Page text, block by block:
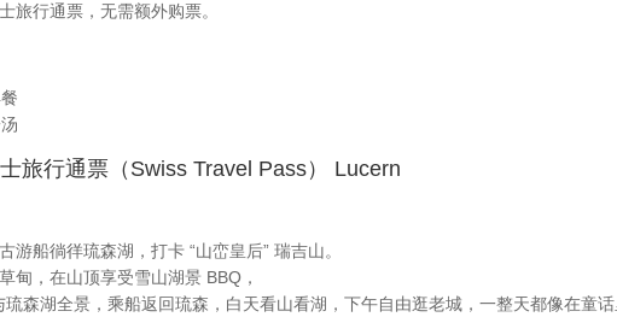
旅行通票，无需额外购票。
旅行通票（Swiss Travel Pass） Lucern
游船徜徉琉森湖，打卡 “山峦皇后” 瑞吉山。
甸，在山顶享受雪山湖景 BBQ，
森湖全景，乘船返回琉森，白天看山看湖，下午自由逛老城，一整天都像在童